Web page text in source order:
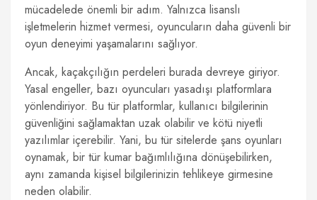
mücadelede önemli bir adım. Yalnızca lisanslı
işletmelerin hizmet vermesi, oyuncuların daha güvenli bir
oyun deneyimi yaşamalarını sağlıyor.
Ancak, kaçakçılığın perdeleri burada devreye giriyor.
Yasal engeller, bazı oyuncuları yasadışı platformlara
yönlendiriyor. Bu tür platformlar, kullanıcı bilgilerinin
güvenliğini sağlamaktan uzak olabilir ve kötü niyetli
yazılımlar içerebilir. Yani, bu tür sitelerde şans oyunları
oynamak, bir tür kumar bağımlılığına dönüşebilirken,
aynı zamanda kişisel bilgilerinizin tehlikeye girmesine
neden olabilir.